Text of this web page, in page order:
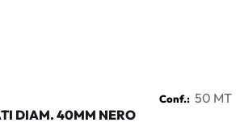
Conf.: 50 MT
DIAM. 40MM NERO